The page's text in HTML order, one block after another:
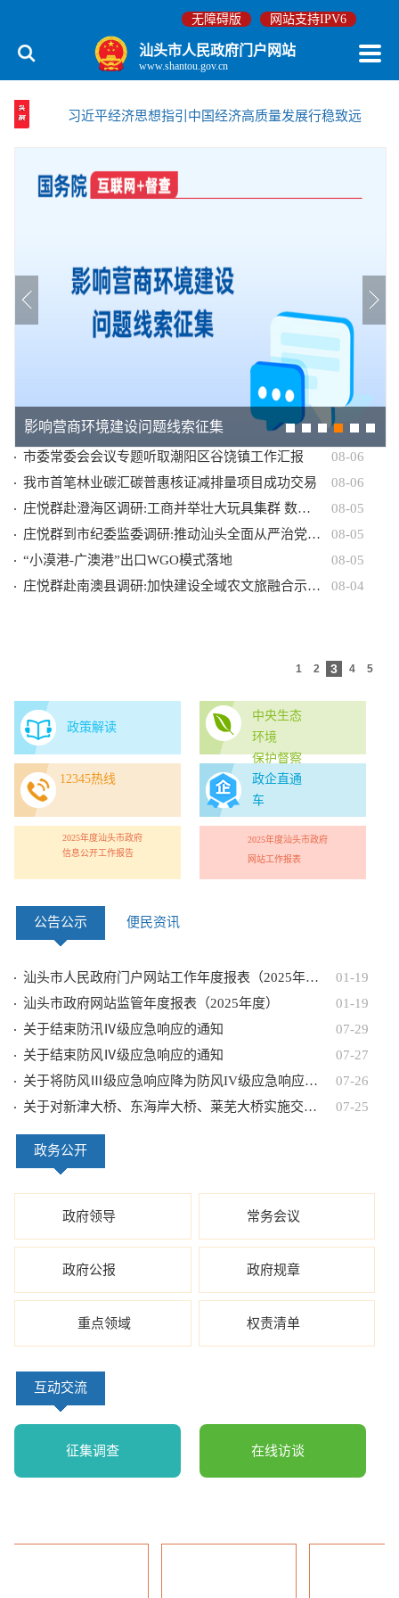
无障碍版 网站支持IPV6
汕头市人民政府门户网站
www.shantou.gov.cn
习近平经济思想指引中国经济高质量发展行稳致远
影响营商环境建设问题线索征集
部门动态 区县动态
市委常委会会议专题听取潮阳区谷饶镇工作汇报
08-06
我市首笔林业碳汇碳普惠核证减排量项目成功交易
08-06
庄悦群赴澄海区调研:工商并举壮大玩具集群 数贸融合贯通内外市场
08-05
庄悦群到市纪委监委调研:推动汕头全面从严治党向纵深发展 以高质量监督执纪护航高质量发展
08-05
“小漠港-广澳港”出口WGO模式落地
08-05
庄悦群赴南澳县调研:加快建设全域农文旅融合示范区 打造国际滨海休闲旅游目的地
08-04
政策解读
中央生态
环境
保护督察
在广东
12345热线
政企直通
车
2025年度汕头市政府
信息公开工作报告
2025年度汕头市政府
网站工作报表
公告公示 便民资讯
汕头市人民政府门户网站工作年度报表（2025年度）
01-19
汕头市政府网站监管年度报表（2025年度）
01-19
关于结束防汛Ⅳ级应急响应的通知
07-29
关于结束防风Ⅳ级应急响应的通知
07-27
关于将防风Ⅲ级应急响应降为防风IV级应急响应同时启动防汛Ⅳ级应急响应的通知
07-26
关于对新津大桥、东海岸大桥、莱芜大桥实施交通管制的通告
07-25
政务公开
政府领导 常务会议
政府公报 政府规章
重点领域 权责清单
互动交流
征集调查 在线访谈